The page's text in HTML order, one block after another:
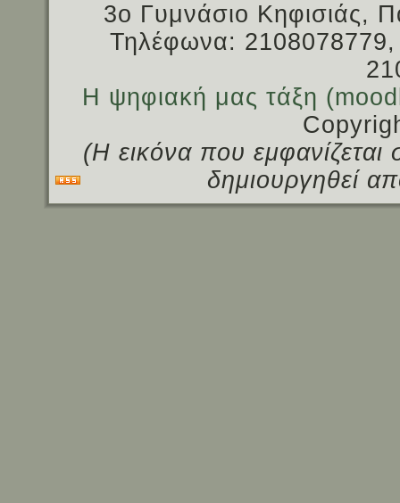
3ο Γυμνάσιο Κηφισιάς,
Τηλέφωνα:
Η ψηφιακή μας τάξη
(Η εικόνα που εμφανίζεται
δημιουργηθεί